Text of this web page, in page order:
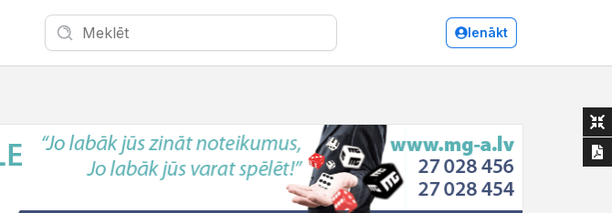
Ienākt